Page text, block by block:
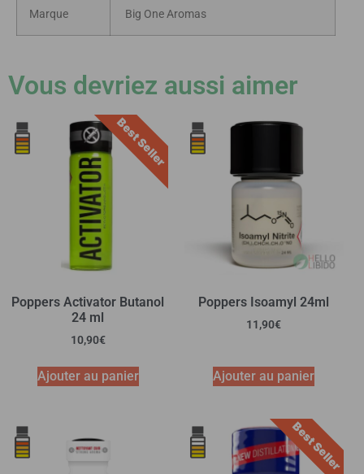
Marque Big One Aromas
Vous devriez aussi aimer
Best Seller
Poppers Activator Butanol
24 ml
10,90€
Ajouter au panier
Poppers Isoamyl 24ml
11,90€
Ajouter au panier
Best Seller